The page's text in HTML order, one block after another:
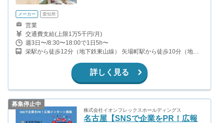
メーカー 愛知県
営業
交通費支給(上限1万5千円/月)
週3日〜/8:30〜18:00で1日5h〜
栄駅から徒歩12分（地下鉄東山線） 矢場町駅から徒歩10分（地下
詳しく見る
募集停止中
株式会社イオンフレックスホールディングス
名古屋【SNSで企業をPR！広報